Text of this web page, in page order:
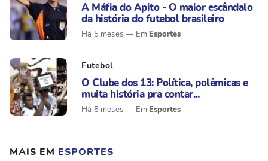
A Máfia do Apito - O maior escândalo
da história do futebol brasileiro
Há 5 meses Esportes
Futebol
O Clube dos 13: Política, polêmicas e
muita história pra contar...
Há 5 meses Esportes
MAIS EM ESPORTES